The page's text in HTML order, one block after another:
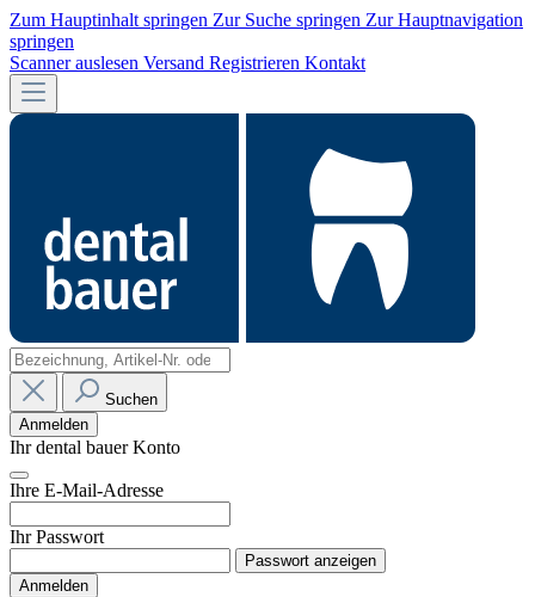
Zum Hauptinhalt springen Zur Suche springen Zur Hauptnavigation
springen
Scanner auslesen Versand Registrieren Kontakt
Suchen
Anmelden
Ihr dental bauer Konto
Ihre E-Mail-Adresse
Ihr Passwort
Passwort anzeigen
Anmelden